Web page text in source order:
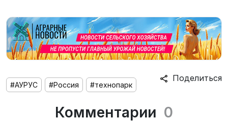
Поделиться
#АУРУС #Россия #технопарк
Комментарии 0